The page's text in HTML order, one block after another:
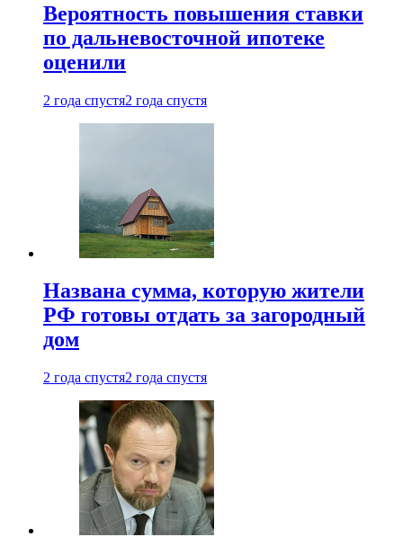
Вероятность повышения ставки
по дальневосточной ипотеке
оценили
2 года спустя2 года спустя
Названа сумма, которую жители
РФ готовы отдать за загородный
дом
2 года спустя2 года спустя